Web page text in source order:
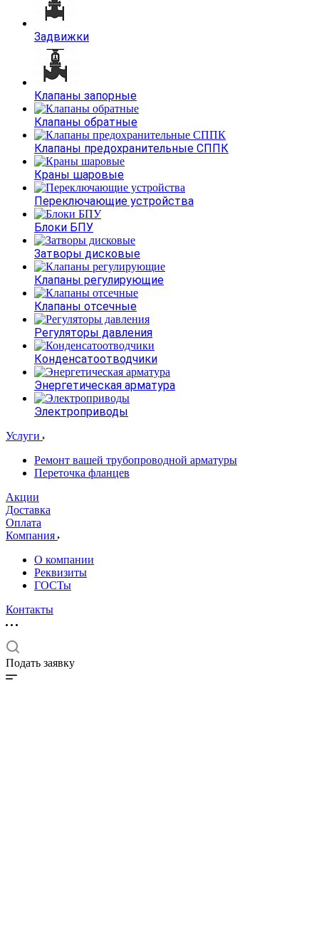
Задвижки
Клапаны запорные
Клапаны обратные
Клапаны предохранительные СППК
Краны шаровые
Переключающие устройства
Блоки БПУ
Затворы дисковые
Клапаны регулирующие
Клапаны отсечные
Регуляторы давления
Конденсатоотводчики
Энергетическая арматура
Электроприводы
Услуги
Ремонт вашей трубопроводной арматуры
Переточка фланцев
Акции
Доставка
Оплата
Компания
О компании
Реквизиты
ГОСТы
Контакты
Подать заявку